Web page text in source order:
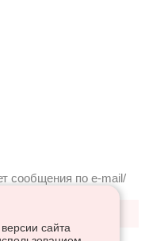
сообщения по e-mail/
сайта